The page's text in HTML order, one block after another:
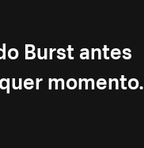
Burst antes
momento.